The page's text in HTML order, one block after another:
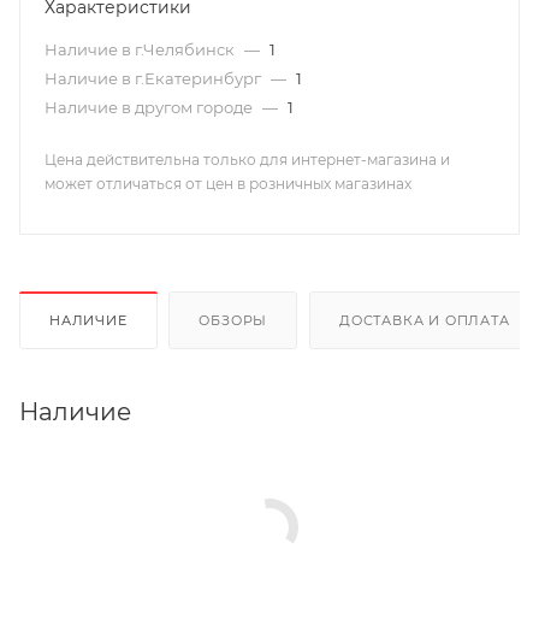
Характеристики
Наличие в г.Челябинск — 1
Наличие в г.Екатеринбург — 1
Наличие в другом городе — 1
Цена действительна только для интернет-магазина и
может отличаться от цен в розничных магазинах
НАЛИЧИЕ ОБЗОРЫ ДОСТАВКА И ОПЛАТА
Наличие